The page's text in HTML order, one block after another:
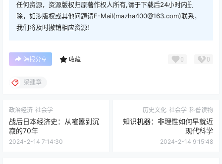
任何资源，资源版权归原著作权人所有,请于下载后24小时内删
除，如涉版权或其他问题请E-Mail(mazha400@163.com)联系，
我们将及时撤销相应资源！
海报分享 收藏 0 0
梁建章
政治经济 社会学
战后日本经济史：从喧嚣到沉
寂的70年
2024-2-14 7:14:30
历史文化 社会学 科普读物
知识机器：非理性如何早就近
现代科学
2024-2-14 9:15:48